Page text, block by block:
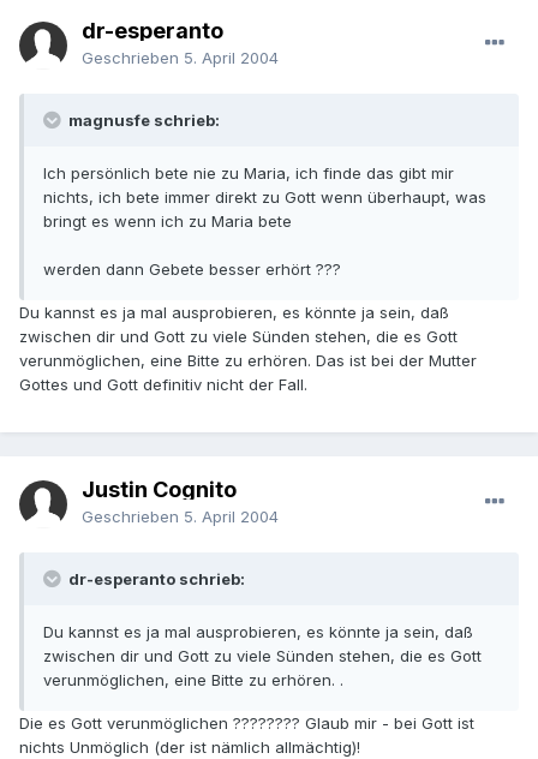
dr-esperanto
Geschrieben 5. April 2004
magnusfe schrieb:
Ich persönlich bete nie zu Maria, ich finde das gibt mir
nichts, ich bete immer direkt zu Gott wenn überhaupt, was
bringt es wenn ich zu Maria bete
werden dann Gebete besser erhört ???
Du kannst es ja mal ausprobieren, es könnte ja sein, daß
zwischen dir und Gott zu viele Sünden stehen, die es Gott
verunmöglichen, eine Bitte zu erhören. Das ist bei der Mutter
Gottes und Gott definitiv nicht der Fall.
Justin Cognito
Geschrieben 5. April 2004
dr-esperanto schrieb:
Du kannst es ja mal ausprobieren, es könnte ja sein, daß
zwischen dir und Gott zu viele Sünden stehen, die es Gott
verunmöglichen, eine Bitte zu erhören. .
Die es Gott verunmöglichen ???????? Glaub mir - bei Gott ist
nichts Unmöglich (der ist nämlich allmächtig)!